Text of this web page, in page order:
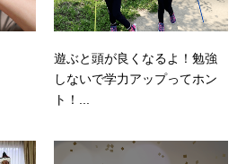
遊ぶと頭が良くなるよ！勉強
しないで学力アップってホン
ト！...